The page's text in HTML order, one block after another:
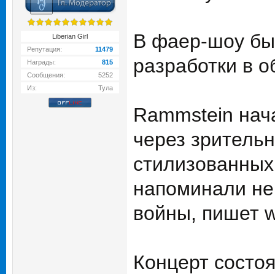
Liberian Girl
Репутация:
11479
Награды:
815
Сообщения:
5252
Из:
Тула
В фаер-шоу
разработки в
Rammstein
через
напоминали
войны, пишет
Концерт